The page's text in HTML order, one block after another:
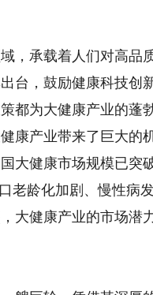
承载着人们对高品
台，鼓励健康科技创
为大健康产业的蓬
产业带来了巨大的
大健康市场规模已突
老龄化加剧、慢性病
大健康产业的市场潜